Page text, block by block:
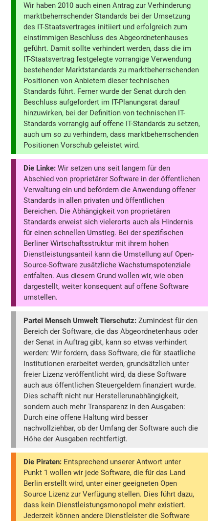
Wir haben 2010 auch einen Antrag zur Verhinderung
marktbeherrschender Standards bei der Umsetzung
des IT-Staatsvertrages initiiert und erfolgreich zum
einstimmigen Beschluss des Abgeordnetenhauses
geführt. Damit sollte verhindert werden, dass die im
IT-Staatsvertrag festgelegte vorrangige Verwendung
bestehender Marktstandards zu marktbeherrschenden
Positionen von Anbietern dieser technischen
Standards führt. Ferner wurde der Senat durch den
Beschluss aufgefordert im IT-Planungsrat darauf
hinzuwirken, bei der Definition von technischen IT-
Standards vorrangig auf offene IT-Standards zu setzen,
auch um so zu verhindern, dass marktbeherrschenden
Positionen Vorschub geleistet wird.
Die Linke: Wir setzen uns seit langem für den
Abschied von proprietärer Software in der öffentlichen
Verwaltung ein und befördern die Anwendung offener
Standards in allen privaten und öffentlichen
Bereichen. Die Abhängigkeit von proprietären
Standards erweist sich vielerorts auch als Hindernis
für einen schnellen Umstieg. Bei der spezifischen
Berliner Wirtschaftsstruktur mit ihrem hohen
Dienstleistungsanteil kann die Umstellung auf Open-
Source-Software zusätzliche Wachstumspotenziale
entfalten. Aus diesem Grund wollen wir, wie oben
dargestellt, weiter konsequent auf offene Software
umstellen.
Partei Mensch Umwelt Tierschutz: Zumindest für den
Bereich der Software, die das Abgeordnetenhaus oder
der Senat in Auftrag gibt, kann so etwas verhindert
werden: Wir fordern, dass Software, die für staatliche
Institutionen erarbeitet werden, grundsätzlich unter
freier Lizenz veröffentlicht wird, da diese Software
auch aus öffentlichen Steuergeldern finanziert wurde.
Dies schafft nicht nur Herstellerunabhängigkeit,
sondern auch mehr Transparenz in den Ausgaben:
Durch eine offene Haltung wird besser
nachvollziehbar, ob der Umfang der Software auch die
Höhe der Ausgaben rechtfertigt.
Die Piraten: Entsprechend unserer Antwort unter
Punkt 1 wollen wir jede Software, die für das Land
Berlin erstellt wird, unter einer geeigneten Open
Source Lizenz zur Verfügung stellen. Dies führt dazu,
dass kein Dienstleistungsmonopol mehr existiert.
Jederzeit können andere Dienstleister die Software